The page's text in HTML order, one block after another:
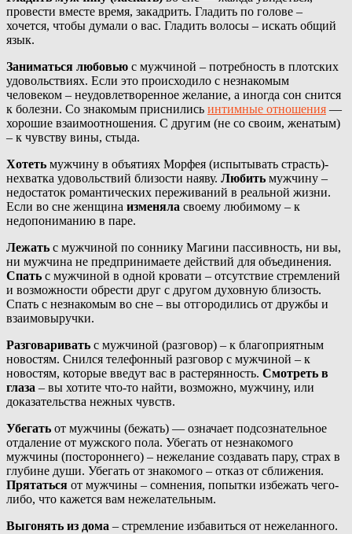
провести вместе время, закадрить. Гладить по голове –
хочется, чтобы думали о вас. Гладить волосы – искать общий
язык.
Заниматься любовью с мужчиной – потребность в плотских
удовольствиях. Если это происходило с незнакомым
человеком – неудовлетворенное желание, а иногда сон снится
к болезни. Со знакомым приснились интимные отношения —
хорошие взаимоотношения. С другим (не со своим, женатым)
– к чувству вины, стыда.
Хотеть мужчину в объятиях Морфея (испытывать страсть)-
нехватка удовольствий близости наяву. Любить мужчину –
недостаток романтических переживаний в реальной жизни.
Если во сне женщина изменяла своему любимому – к
недопониманию в паре.
Лежать с мужчиной по соннику Магини пассивность, ни вы,
ни мужчина не предпринимаете действий для объединения.
Спать с мужчиной в одной кровати – отсутствие стремлений
и возможности обрести друг с другом духовную близость.
Спать с незнакомым во сне – вы отгородились от дружбы и
взаимовыручки.
Разговаривать с мужчиной (разговор) – к благоприятным
новостям. Снился телефонный разговор с мужчиной – к
новостям, которые введут вас в растерянность. Смотреть в
глаза – вы хотите что-то найти, возможно, мужчину, или
доказательства нежных чувств.
Убегать от мужчины (бежать) — означает подсознательное
отдаление от мужского пола. Убегать от незнакомого
мужчины (постороннего) – нежелание создавать пару, страх в
глубине души. Убегать от знакомого – отказ от сближения.
Прятаться от мужчины – сомнения, попытки избежать чего-
либо, что кажется вам нежелательным.
Выгонять из дома – стремление избавиться от нежеланного.